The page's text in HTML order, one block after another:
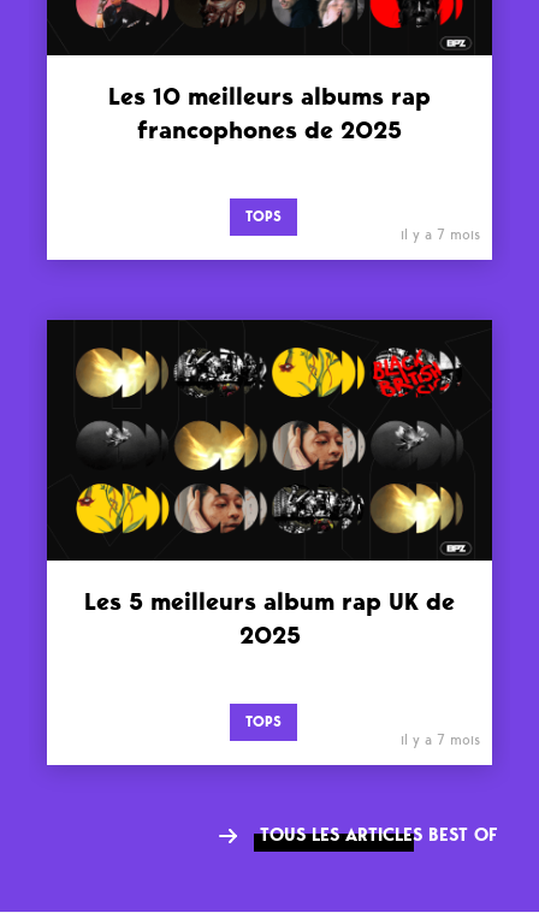
Les 10 meilleurs albums rap
francophones de 2025
TOPS
il y a 7 mois
Les 5 meilleurs album rap UK de
2025
TOPS
il y a 7 mois
TOUS LES ARTICLES BEST OF